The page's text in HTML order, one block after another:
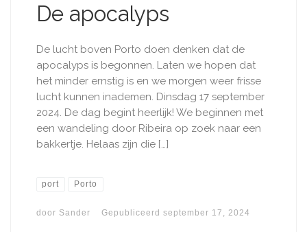
De apocalyps
De lucht boven Porto doen denken dat de
apocalyps is begonnen. Laten we hopen dat
het minder ernstig is en we morgen weer frisse
lucht kunnen inademen. Dinsdag 17 september
2024. De dag begint heerlijk! We beginnen met
een wandeling door Ribeira op zoek naar een
bakkertje. Helaas zijn die […]
port Porto
door Sander Gepubliceerd september 17, 2024